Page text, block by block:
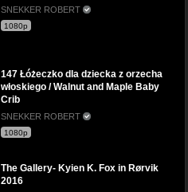
SNEKKER ROBERT
1080p
147 Łóżeczko dla dziecka z orzecha
włoskiego / Walnut and Maple Baby
Crib
SNEKKER ROBERT
1080p
The Gallery- Kyien K. Fox in Rørvik
2016